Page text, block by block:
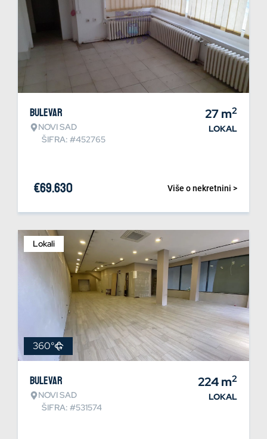
Bulevar
NOVI SAD
ŠIFRA: #452765
27m2
LOKAL
Više o nekretnini >
€69.630
Lokali
360°
Bulevar
NOVI SAD
ŠIFRA: #531574
224m2
LOKAL